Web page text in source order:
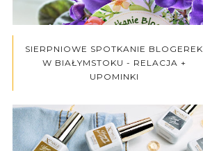
SIERPNIOWE SPOTKANIE BLOGEREK
W BIAŁYMSTOKU - RELACJA +
UPOMINKI